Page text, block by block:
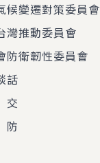
候變遷對策委員會
灣推動委員會
防衛韌性委員會
話